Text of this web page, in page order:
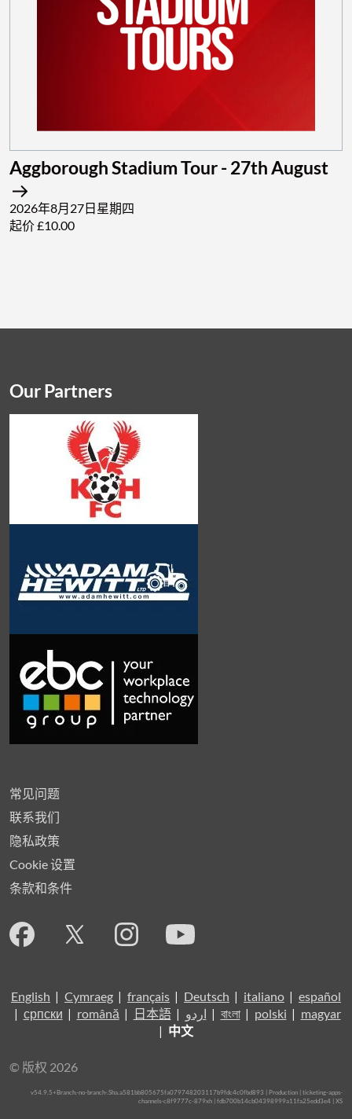
Aggborough Stadium Tour - 27th August
2026年8月27日星期四
起价 £10.00
常见问题
联系我们
隐私政策
Cookie 设置
条款和条件
Our Partners
English | Cymraeg | français | Deutsch | italiano | español
| српски | română | 日本語| اردو | বাংলা| polski | magyar
| 中文
© 版权 2026
v54.9.5+Branch.-no-branch-.Sha.a581bb805675fa079748203117b9fdc4c0fbd893 | Production | ticketing-apps-
channels-c8f9777c-879xh | fdb700b14cb04398999a11fa25edd3e4 | XS